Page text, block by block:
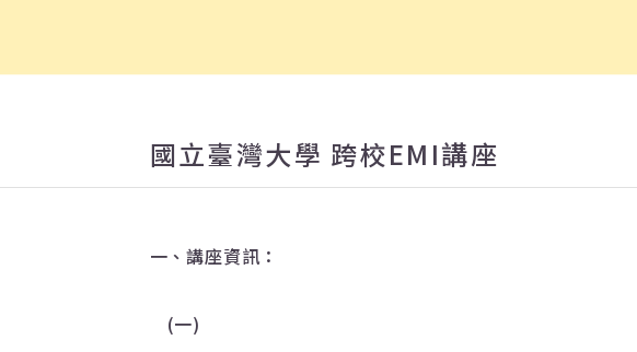
國立臺灣大學 跨校EMI講座
一、講座資訊：
(一)